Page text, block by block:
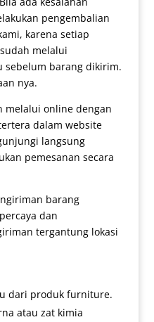
pengembalian
karena setiap
melalui
sebelum barang dikirim.
nya.
melalui online dengan
dalam website
langsung
pemesanan secara
barang
dan
tergantung lokasi
dari produk furniture.
atau zat kimia